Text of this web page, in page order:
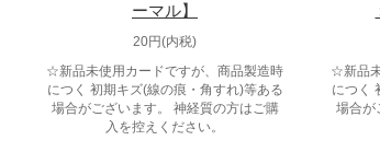
ーマル】
20円(内税)
☆新品未使用カードですが、商品製造時
につく 初期キズ(線の痕・角すれ)等ある
場合がございます。 神経質の方はご購
入を控えください。
☆新品
につく
場合が